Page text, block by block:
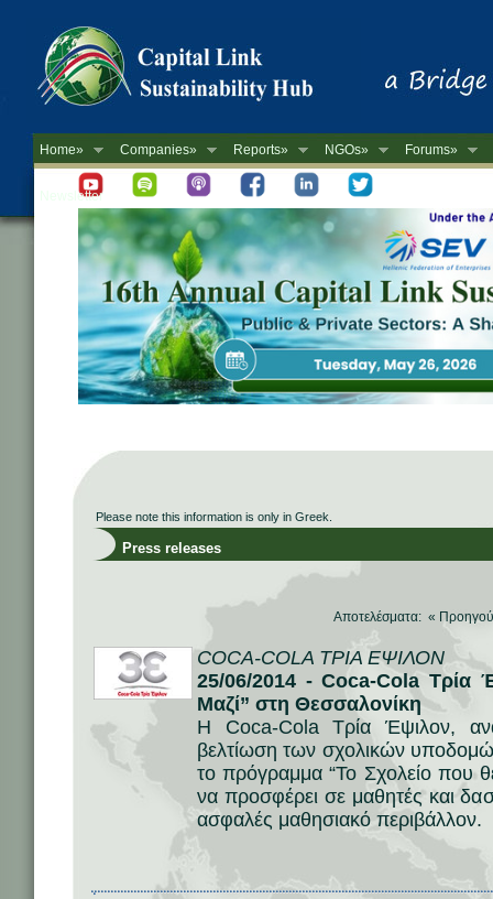
Home» Companies» Reports» NGOs» Forums»
Newsletter
Please note this information is only in Greek.
Press releases
Αποτελέσματα: «
COCA-COLA ΤΡΙΑ ΕΨΙΛΟΝ
25/06/2014 - Coca-Cola Τρία
Μαζί” στη Θεσσαλονίκη
H Coca-Cola Τρία Έψιλον,
βελτίωση των σχολικών
το πρόγραμμα “Το Σχολείο που
να προσφέρει σε μαθητές και
ασφαλές μαθησιακό περιβάλλον.